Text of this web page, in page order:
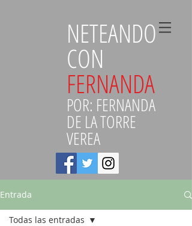
NETEANDO
CON
FERNANDA
POR: FERNANDA
DE LA TORRE
VEREA
Entrada
Todas las entradas